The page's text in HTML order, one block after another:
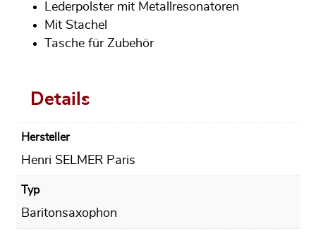
Lederpolster mit Metallresonatoren
Mit Stachel
Tasche für Zubehör
Details
Hersteller
Henri SELMER Paris
Typ
Baritonsaxophon